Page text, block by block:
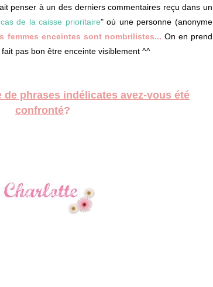
penser à un des derniers commentaires reçu dans un
de la caisse prioritaire" où une personne (anonyme
femmes enceintes sont nombrilistes... On en prend
pas bon être enceinte visiblement ^^
de phrases indélicates avez-vous été
confronté?